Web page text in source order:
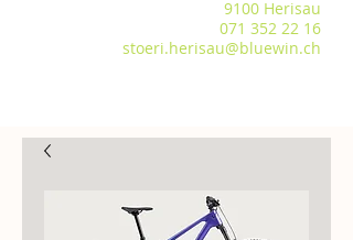
9100 Herisau
071 352 22 16
stoeri.herisau@bluewin.ch